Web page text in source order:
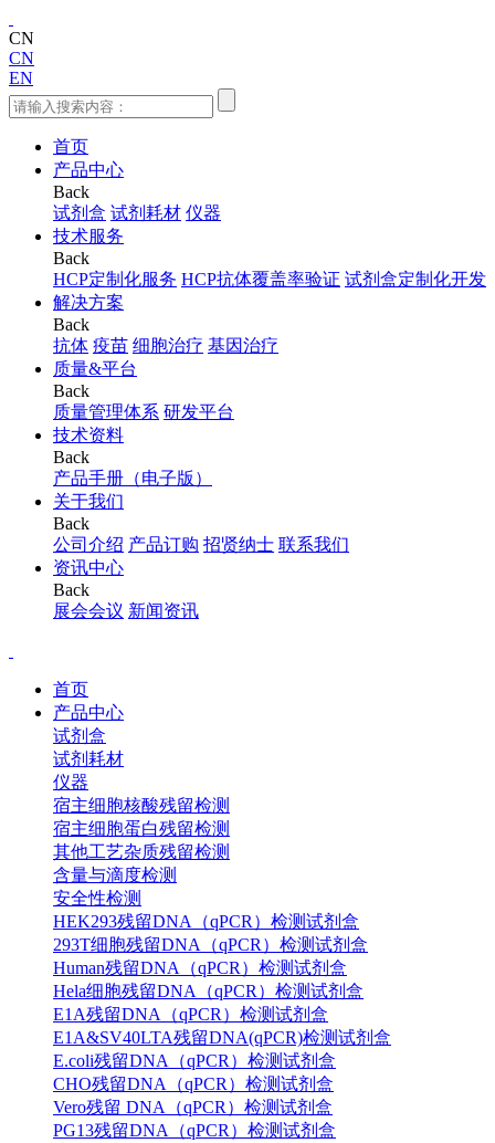
CN
CN
EN
首页
产品中心
Back
试剂盒 试剂耗材 仪器
技术服务
Back
HCP定制化服务 HCP抗体覆盖率验证 试剂盒定制化开发
解决方案
Back
抗体 疫苗 细胞治疗 基因治疗
质量&平台
Back
质量管理体系 研发平台
技术资料
Back
产品手册（电子版）
关于我们
Back
公司介绍 产品订购 招贤纳士 联系我们
资讯中心
Back
展会会议 新闻资讯
首页
产品中心
试剂盒
试剂耗材
仪器
宿主细胞核酸残留检测
宿主细胞蛋白残留检测
其他工艺杂质残留检测
含量与滴度检测
安全性检测
HEK293残留DNA（qPCR）检测试剂盒
293T细胞残留DNA（qPCR）检测试剂盒
Human残留DNA（qPCR）检测试剂盒
Hela细胞残留DNA（qPCR）检测试剂盒
E1A残留DNA（qPCR）检测试剂盒
E1A&SV40LTA残留DNA(qPCR)检测试剂盒
E.coli残留DNA（qPCR）检测试剂盒
CHO残留DNA（qPCR）检测试剂盒
Vero残留 DNA（qPCR）检测试剂盒
PG13残留DNA（qPCR）检测试剂盒